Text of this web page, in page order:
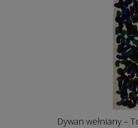
Dywan wełniany –